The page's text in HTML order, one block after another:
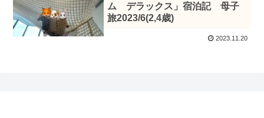
ム デラックス」宿泊記 母子
旅2023/6(2,4歳)
2023.11.20